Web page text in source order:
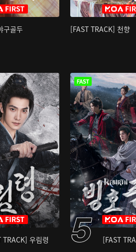
구골두 [FAST TRACK] 천향
TRACK] 우림령 [FAST